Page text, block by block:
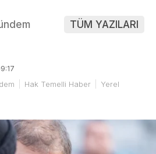
TÜM YAZILARI
Hak Temelli Haber
Yerel